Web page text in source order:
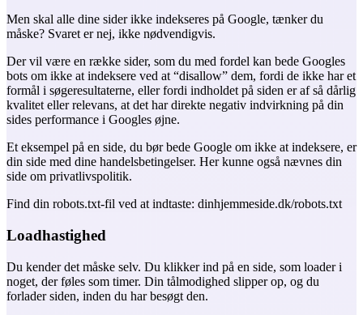
Men skal alle dine sider ikke indekseres på Google, tænker du
måske? Svaret er nej, ikke nødvendigvis.
Der vil være en række sider, som du med fordel kan bede Googles
bots om ikke at indeksere ved at “disallow” dem, fordi de ikke har et
formål i søgeresultaterne, eller fordi indholdet på siden er af så dårlig
kvalitet eller relevans, at det har direkte negativ indvirkning på din
sides performance i Googles øjne.
Et eksempel på en side, du bør bede Google om ikke at indeksere, er
din side med dine handelsbetingelser. Her kunne også nævnes din
side om privatlivspolitik.
Find din robots.txt-fil ved at indtaste: dinhjemmeside.dk/robots.txt
Loadhastighed
Du kender det måske selv. Du klikker ind på en side, som loader i
noget, der føles som timer. Din tålmodighed slipper op, og du
forlader siden, inden du har besøgt den.